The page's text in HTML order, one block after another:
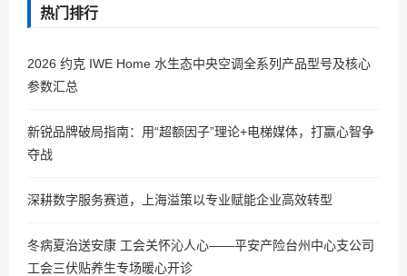
热门排行
2026 约克 IWE Home 水生态中央空调全系列产品型号及核心
参数汇总
新锐品牌破局指南：用“超额因子”理论+电梯媒体，打赢心智争
夺战
深耕数字服务赛道，上海溢策以专业赋能企业高效转型
冬病夏治送安康 工会关怀沁人心——平安产险台州中心支公司
工会三伏贴养生专场暖心开诊